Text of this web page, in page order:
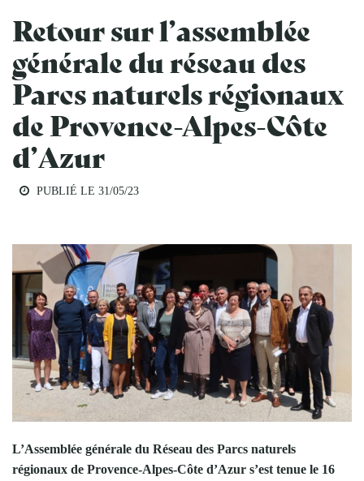
Retour sur l’assemblée
générale du réseau des
Parcs naturels régionaux
de Provence-Alpes-Côte
d’Azur
PUBLIÉ LE 31/05/23
L’Assemblée générale du Réseau des Parcs naturels
régionaux de Provence-Alpes-Côte d’Azur s’est tenue le 16